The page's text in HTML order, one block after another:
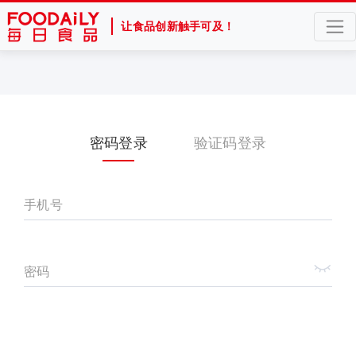
让食品创新触手可及！
密码登录 验证码登录
手机号
密码